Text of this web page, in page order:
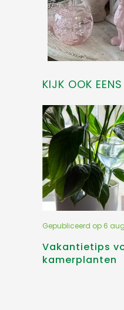
KIJK OOK
Vakantietips
kamerplanten
Gepubliceerd op6